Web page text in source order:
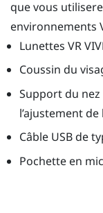
que vous
environnements
Lunettes VR
Coussin du
Support du
l’ajustement
Câble USB de
Pochette en